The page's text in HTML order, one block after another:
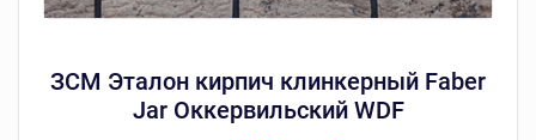
ЗСМ Эталон кирпич клинкерный Faber
Jar Оккервильский WDF